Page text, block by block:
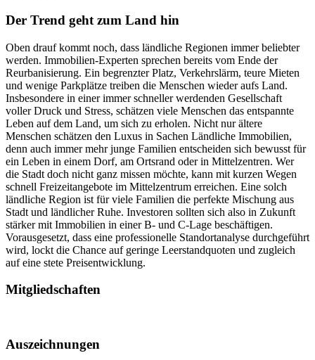
Der Trend geht zum Land hin
Oben drauf kommt noch, dass ländliche Regionen immer beliebter
werden. Immobilien-Experten sprechen bereits vom Ende der
Reurbanisierung. Ein begrenzter Platz, Verkehrslärm, teure Mieten
und wenige Parkplätze treiben die Menschen wieder aufs Land.
Insbesondere in einer immer schneller werdenden Gesellschaft
voller Druck und Stress, schätzen viele Menschen das entspannte
Leben auf dem Land, um sich zu erholen. Nicht nur ältere
Menschen schätzen den Luxus in Sachen Ländliche Immobilien,
denn auch immer mehr junge Familien entscheiden sich bewusst für
ein Leben in einem Dorf, am Ortsrand oder in Mittelzentren. Wer
die Stadt doch nicht ganz missen möchte, kann mit kurzen Wegen
schnell Freizeitangebote im Mittelzentrum erreichen. Eine solch
ländliche Region ist für viele Familien die perfekte Mischung aus
Stadt und ländlicher Ruhe. Investoren sollten sich also in Zukunft
stärker mit Immobilien in einer B- und C-Lage beschäftigen.
Vorausgesetzt, dass eine professionelle Standortanalyse durchgeführt
wird, lockt die Chance auf geringe Leerstandquoten und zugleich
auf eine stete Preisentwicklung.
Mitgliedschaften
Auszeichnungen